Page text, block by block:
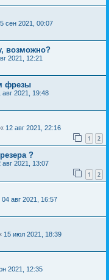
сен 2021, 00:07
возможно?
2021, 12:21
фрезы
авг 2021, 19:48
« 12 авг 2021, 22:16
1 2
?
авг 2021, 13:07
1 2
04 авг 2021, 16:57
15 июл 2021, 18:39
2021, 12:35